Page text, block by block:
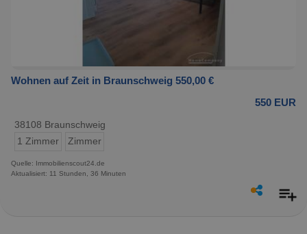
Wohnen auf Zeit in Braunschweig 550,00 €
550 EUR
38108 Braunschweig
1 Zimmer
Zimmer
Quelle: Immobilienscout24.de
Aktualisiert: 11 Stunden, 36 Minuten